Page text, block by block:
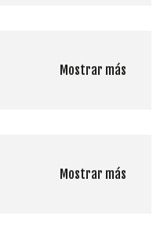
Mostrar más
Mostrar más